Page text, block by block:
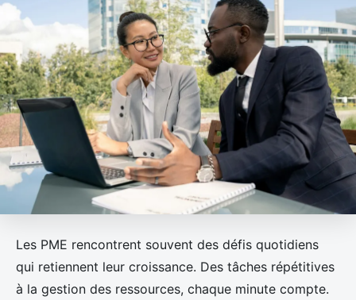
Les PME rencontrent souvent des défis quotidiens
qui retiennent leur croissance. Des tâches répétitives
à la gestion des ressources, chaque minute compte.